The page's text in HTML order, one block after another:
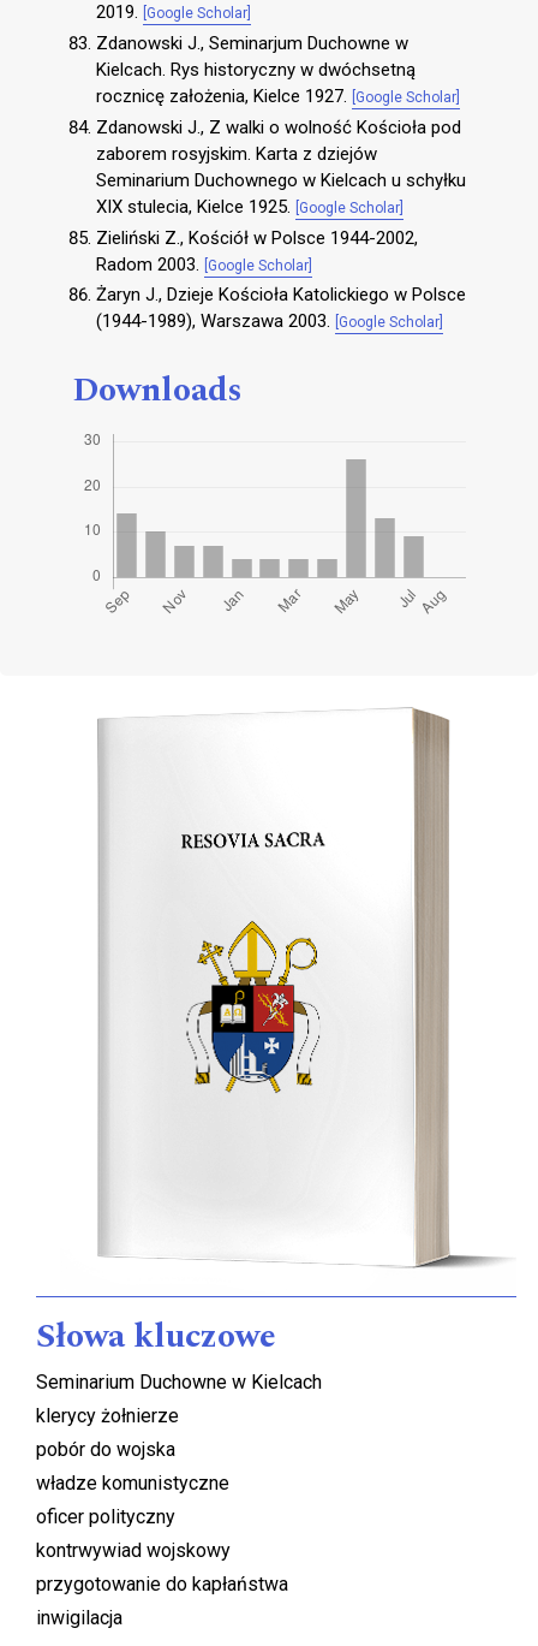
2019.
[Google Scholar]
Zdanowski J., Seminarjum Duchowne w
Kielcach. Rys historyczny w dwóchsetną
rocznicę założenia, Kielce 1927.
[Google Scholar]
Zdanowski J., Z walki o wolność Kościoła pod
zaborem rosyjskim. Karta z dziejów
Seminarium Duchownego w Kielcach u schyłku
XIX stulecia, Kielce 1925.
[Google Scholar]
Zieliński Z., Kościół w Polsce 1944-2002,
Radom 2003.
[Google Scholar]
Żaryn J., Dzieje Kościoła Katolickiego w Polsce
(1944-1989), Warszawa 2003.
[Google Scholar]
Downloads
Słowa kluczowe
Seminarium Duchowne w Kielcach
klerycy żołnierze
pobór do wojska
władze komunistyczne
oficer polityczny
kontrwywiad wojskowy
przygotowanie do kapłaństwa
inwigilacja